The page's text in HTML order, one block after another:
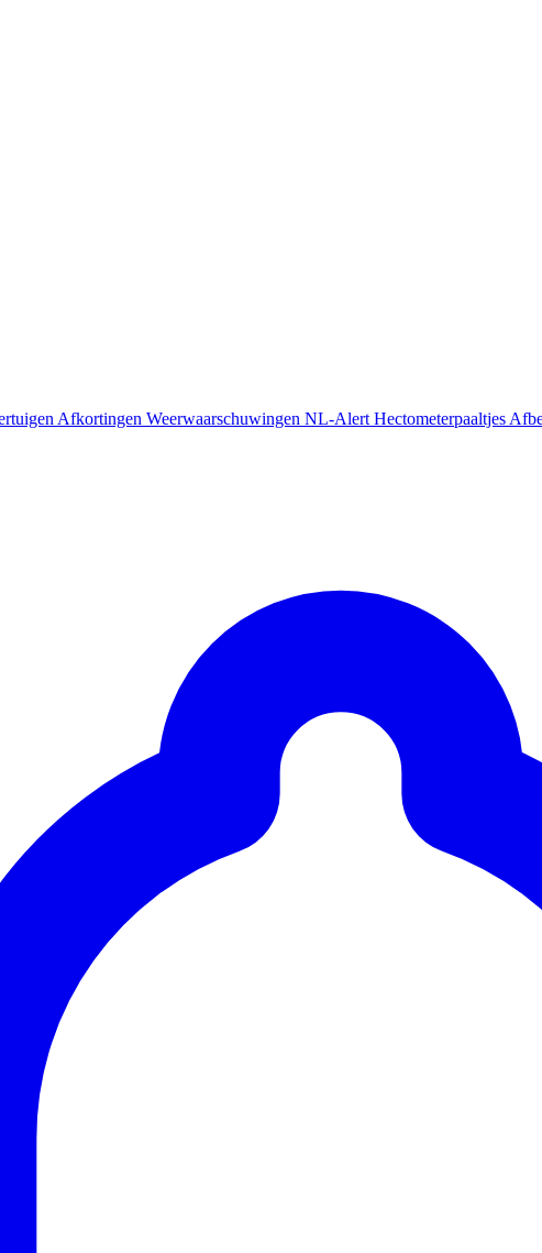
Afkortingen Weerwaarschuwingen NL-Alert Hectometerpaaltjes